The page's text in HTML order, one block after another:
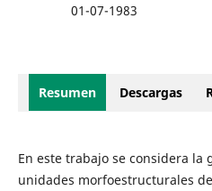
01-07-1983
Resumen Descargas
En este trabajo se considera la
unidades morfoestructurales